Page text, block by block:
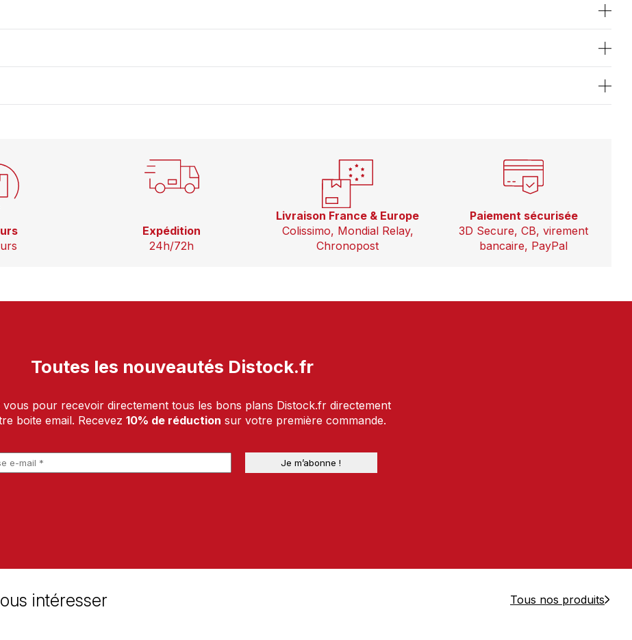
Expédition
24h/72h
Livraison France & Europe
Colissimo, Mondial Relay,
Chronopost
Paiement sécurisée
3D Secure, CB, virement
bancaire, PayPal
Toutes les nouveautés Distock.fr
vous pour recevoir directement tous les bons plans Distock.fr directement
boite email. Recevez 10% de réduction sur votre première commande.
intéresser Tous nos produits